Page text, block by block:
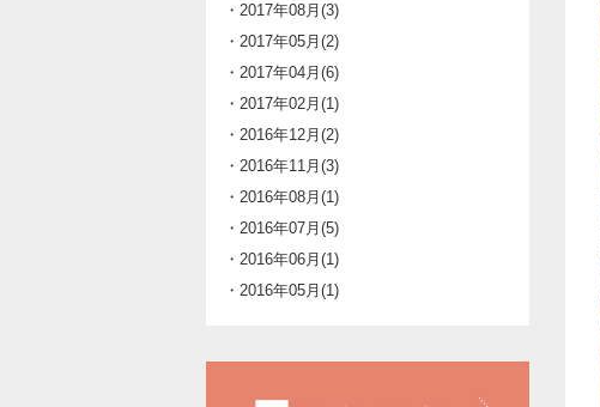
・2017年08月(3)
・2017年05月(2)
・2017年04月(6)
・2017年02月(1)
・2016年12月(2)
・2016年11月(3)
・2016年08月(1)
・2016年07月(5)
・2016年06月(1)
・2016年05月(1)